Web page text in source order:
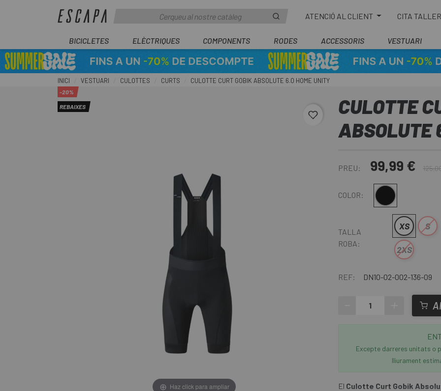
ATENCIÓ AL CLIENT CITA TALLER
BICICLETES ELÈCTRIQUES COMPONENTS RODES ACCESSORIS VESTUARI
INICI VESTUARI CULOTTES CURTS CULOTTE CURT GOBIK ABSOLUTE 6.0 HOME UNITY
favorite_border
-20%
REBAIXES
Haz click para ampliar
CULOTTE
ABSOLUTE
PREU: 99,99 €
COLOR: Negre
TALLA
ROBA:
XS S
2XS
REF: DN10-02-002-136-09
Excepte darreres unitats o
lliurament
El Culotte Curt Gobik